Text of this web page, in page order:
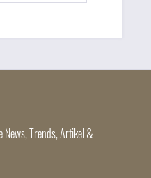
News, Trends, Artikel &